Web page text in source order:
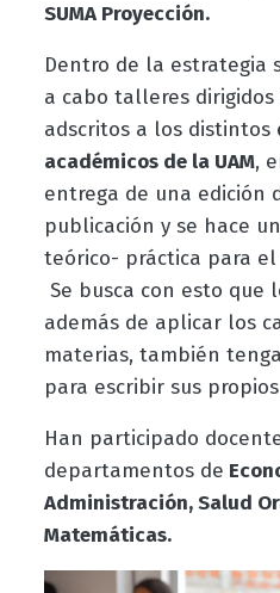
SUMA Proyección.
Dentro de la estrategia
a cabo talleres dirigidos
adscritos a los distintos
académicos de la UAM,
entrega de una edición
publicación y se hace
teórico- práctica para el
Se busca con esto que
además de aplicar los
materias, también
para escribir sus propios
Han participado
departamentos de
Administración, Salud
Matemáticas.